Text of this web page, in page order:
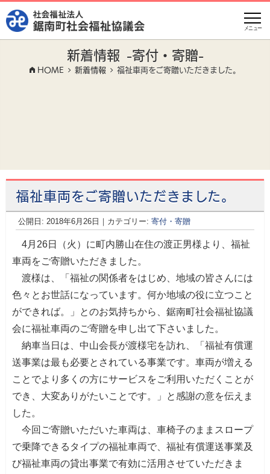
メニュー
新着情報 -寄付・寄贈-
HOME 新着情報 福祉車両をご寄贈いただきました。
福祉車両をご寄贈いただきました。
公開日: 2018年6月26日 （ 2018年9月1日更新）
｜カテゴリー: 寄付・寄贈
4月26日（火）に町内勝山在住の渡正男様より、福祉
車両をご寄贈いただきました。
渡様は、「福祉の関係者をはじめ、地域の皆さんには
色々とお世話になっています。何か地域の役に立つこと
ができれば。」とのお気持ちから、鋸南町社会福祉協議
会に福祉車両のご寄贈を申し出て下さいました。
納車当日は、中山会長が渡様宅を訪れ、「福祉有償運
送事業は最も必要とされている事業です。車両が増える
ことでより多くの方にサービスをご利用いただくことが
でき、大変ありがたいことです。」と感謝の意を伝えま
した。
今回ご寄贈いただいた車両は、車椅子のままスロープ
で乗降できるタイプの福祉車両で、福祉有償運送事業及
び福祉車両の貸出事業で有効に活用させていただきま